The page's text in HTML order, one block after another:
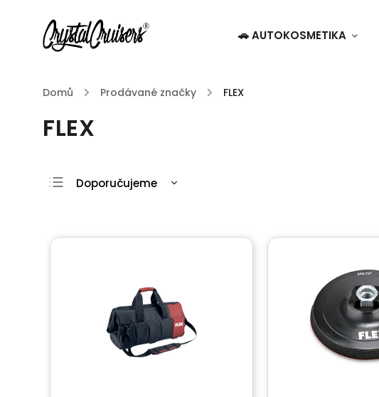
🚗 AUTOKOSMETIKA
Domů / Prodávané značky / FLEX
FLEX
Doporučujeme